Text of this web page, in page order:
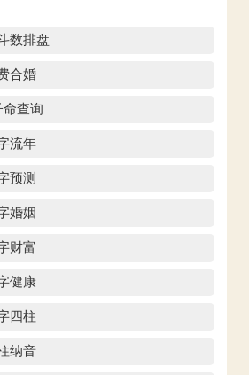
数排盘
合婚
命查询
流年
预测
婚姻
财富
健康
四柱
纳音